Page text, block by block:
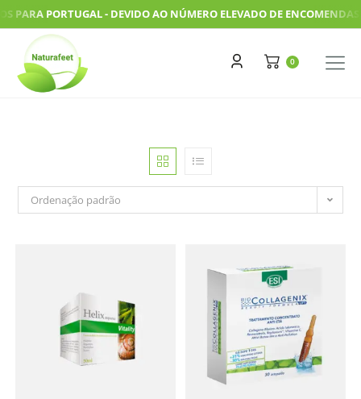
PORTUGAL - DEVIDO AO NÚMERO ELEVADO DE ENCOMENDAS,
Ordenação padrão